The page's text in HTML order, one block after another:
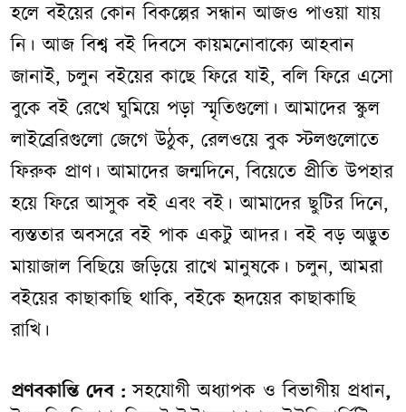
হলে বইয়ের কোন বিকল্পের সন্ধান আজও পাওয়া যায়
নি। আজ বিশ্ব বই দিবসে কায়মনোবাক্যে আহবান
জানাই, চলুন বইয়ের কাছে ফিরে যাই, বলি ফিরে এসো
বুকে বই রেখে ঘুমিয়ে পড়া স্মৃতিগুলো। আমাদের স্কুল
লাইব্রেরিগুলো জেগে উঠুক, রেলওয়ে বুক স্টলগুলোতে
ফিরুক প্রাণ। আমাদের জন্মদিনে, বিয়েতে প্রীতি উপহার
হয়ে ফিরে আসুক বই এবং বই। আমাদের ছুটির দিনে,
ব্যস্ততার অবসরে বই পাক একটু আদর। বই বড় অদ্ভুত
মায়াজাল বিছিয়ে জড়িয়ে রাখে মানুষকে। চলুন, আমরা
বইয়ের কাছাকাছি থাকি, বইকে হৃদয়ের কাছাকাছি
রাখি।
প্রণবকান্তি দেব :সহযোগী অধ্যাপক ও বিভাগীয় প্রধান,